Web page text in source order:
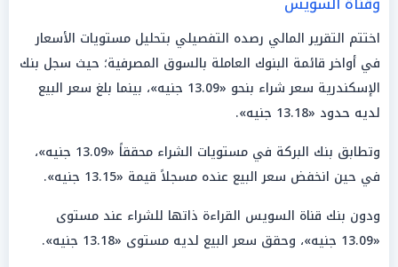
اختتم التقرير المالي رصده التفصيلي بتحليل مستويات الأسعار
في أواخر قائمة البنوك العاملة بالسوق المصرفية؛ حيث سجل بنك
الإسكندرية سعر شراء بنحو «13.09 جنيه»، بينما بلغ سعر البيع
لديه حدود «13.18 جنيه».
وتطابق بنك البركة في مستويات الشراء محققاً «13.09 جنيه»،
في حين انخفض سعر البيع عنده مسجلاً قيمة «13.15 جنيه».
ودون بنك قناة السويس القراءة ذاتها للشراء عند مستوى
«13.09 جنيه»، وحقق سعر البيع لديه مستوى «13.18 جنيه».